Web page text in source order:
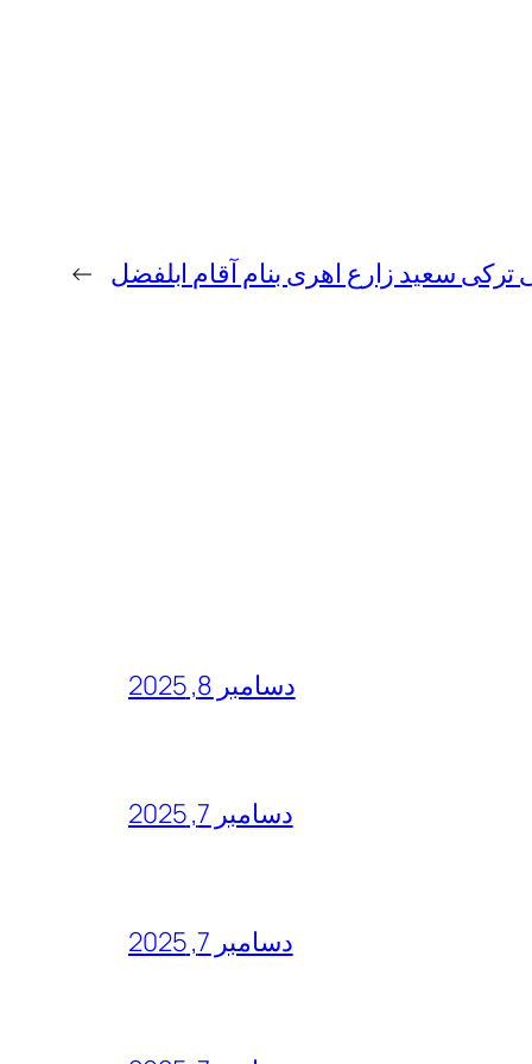
ترکی سعید زارع اهری بنام آقام ابلفضل →
دسامبر 8, 2025
دسامبر 7, 2025
دسامبر 7, 2025